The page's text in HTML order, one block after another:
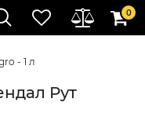
0
- 1 л
Рут